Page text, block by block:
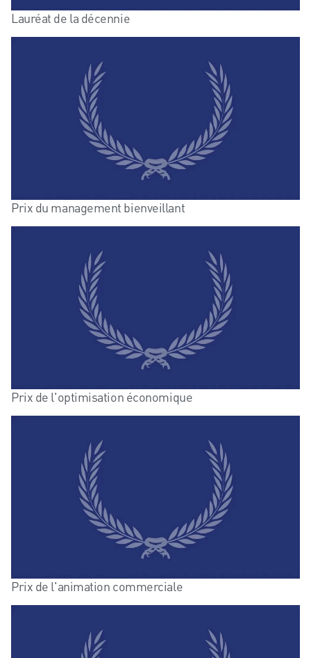
Lauréat de la décennie
Prix du management bienveillant
Prix de l'optimisation économique
Prix de l'animation commerciale